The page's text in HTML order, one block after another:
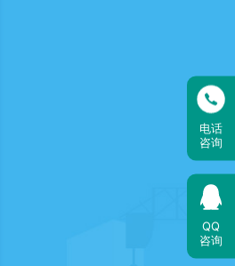
电话
咨询
QQ
咨询